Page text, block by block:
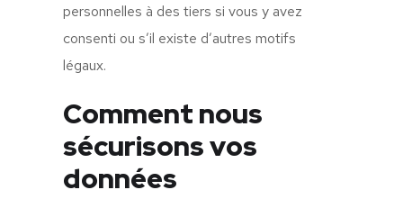
personnelles à des tiers si vous y avez
consenti ou s’il existe d’autres motifs
légaux.
Comment nous
sécurisons vos
données